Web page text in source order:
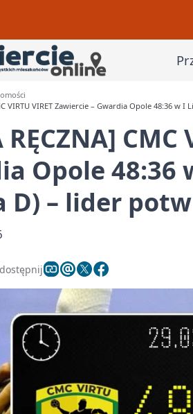
VIRTU VIRET Zawiercie – Gwardia Opole 48:36 w
Opole 48:36
D) – lider